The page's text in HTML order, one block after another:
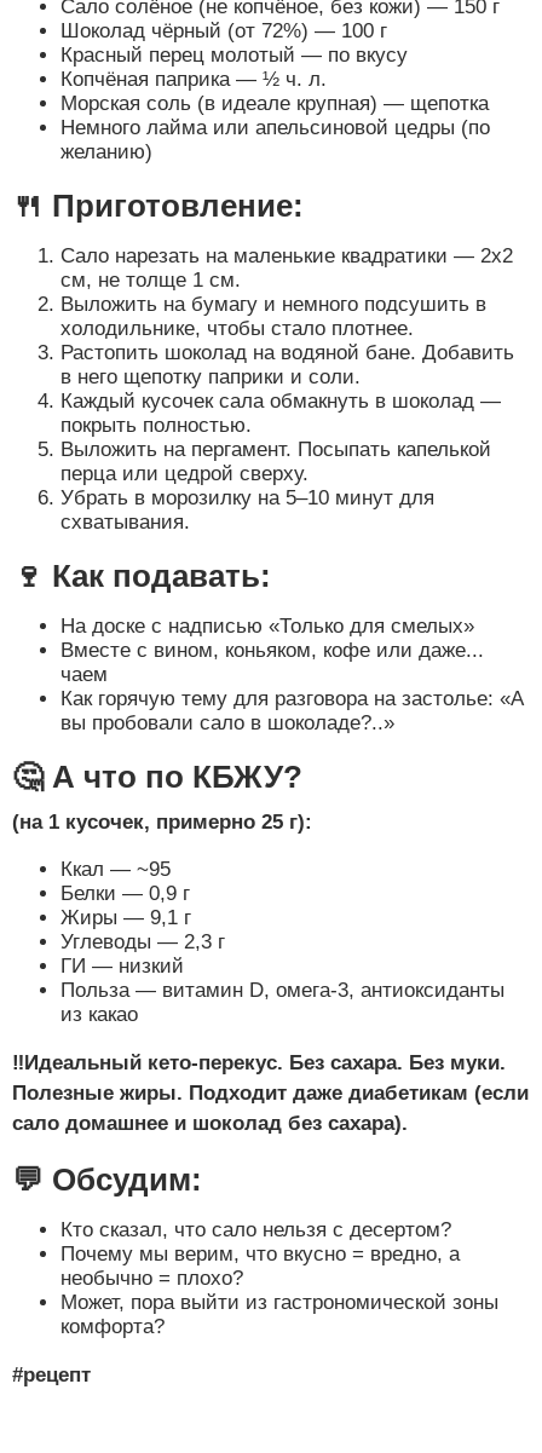
Сало солёное (не копчёное, без кожи) — 150 г
Шоколад чёрный (от 72%) — 100 г
Красный перец молотый — по вкусу
Копчёная паприка — ½ ч. л.
Морская соль (в идеале крупная) — щепотка
Немного лайма или апельсиновой цедры (по
желанию)
🍴 Приготовление:
Сало нарезать на маленькие квадратики — 2х2
см, не толще 1 см.
Выложить на бумагу и немного подсушить в
холодильнике, чтобы стало плотнее.
Растопить шоколад на водяной бане. Добавить
в него щепотку паприки и соли.
Каждый кусочек сала обмакнуть в шоколад —
покрыть полностью.
Выложить на пергамент. Посыпать капелькой
перца или цедрой сверху.
Убрать в морозилку на 5–10 минут для
схватывания.
🍷 Как подавать:
На доске с надписью «Только для смелых»
Вместе с вином, коньяком, кофе или даже...
чаем
Как горячую тему для разговора на застолье: «А
вы пробовали сало в шоколаде?..»
🤔 А что по КБЖУ?
(на 1 кусочек, примерно 25 г):
Ккал — ~95
Белки — 0,9 г
Жиры — 9,1 г
Углеводы — 2,3 г
ГИ — низкий
Польза — витамин D, омега-3, антиоксиданты
из какао
‼️Идеальный кето-перекус. Без сахара. Без муки.
Полезные жиры. Подходит даже диабетикам (если
сало домашнее и шоколад без сахара).
💬 Обсудим:
Кто сказал, что сало нельзя с десертом?
Почему мы верим, что вкусно = вредно, а
необычно = плохо?
Может, пора выйти из гастрономической зоны
комфорта?
#рецепт